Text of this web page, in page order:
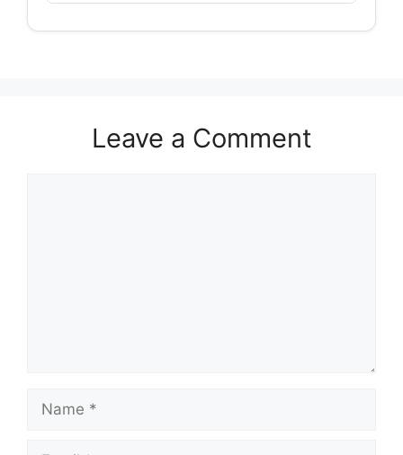
Leave a Comment
Name
Email